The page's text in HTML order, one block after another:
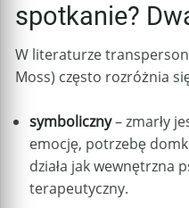
spotkanie?
W literaturze
Moss) często rozróżnia
symboliczny– zmarły
emocję, potrzebę
działa jak wewnętrzna
terapeutyczny.